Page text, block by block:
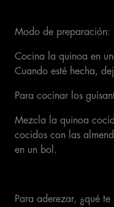
Modo de preparación:
Cocina la quinoa en
Cuando esté hecha,
Para cocinar los
Mezcla la quinoa
cocidos con las
en un bol.
Para aderezar, ¿qué